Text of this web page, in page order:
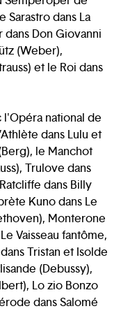
dans La
Don Giovanni
(Weber),
et le Roi dans
national de
dans Lulu et
le Manchot
Trulove dans
dans Billy
Kuno dans Le
Monterone
Vaisseau fantôme,
Tristan et Isolde
(Debussy),
Lo zio Bonzo
dans Salomé